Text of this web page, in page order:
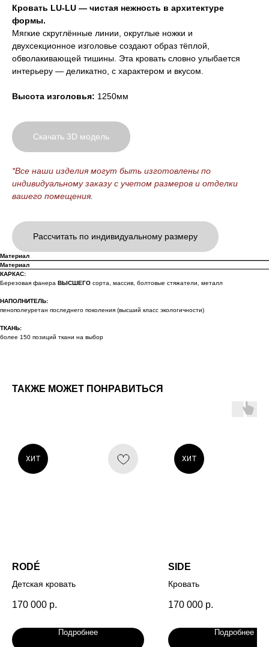
Кровать LU-LU — чистая нежность в архитектуре
формы.
Мягкие скруглённые линии, округлые ножки и
двухсекционное изголовье создают образ тёплой,
обволакивающей тишины. Эта кровать словно улыбается
интерьеру — деликатно, с характером и вкусом.
Высота изголовья: 1250мм
Скачать 3D модель
*Все наши изделия могут быть изготовлены по
индивидуальному заказу с учетом размеров и отделки
вашего помещения.
Рассчитать по индивидуальному размеру
Материал
Материал
КАРКАС:
Березовая фанера ВЫСШЕГО сорта, массив, болтовые стяжатели, металл
НАПОЛНИТЕЛЬ:
пенополеуретан последнего поколения (высший класс экологичности)
ТКАНЬ:
более 150 позиций ткани на выбор
ТАКЖЕ МОЖЕТ ПОНРАВИТЬСЯ
ХИТ
RODÉ
Детская кровать
170 000 р.
Подробнее
ХИТ
SIDE
Кровать
170 000 р.
Подробнее